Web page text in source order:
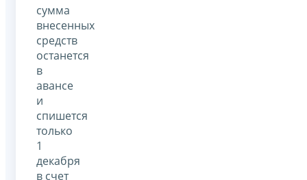
сумма
внесенных
средств
останется
в
авансе
и
спишется
только
1
декабря
в счет